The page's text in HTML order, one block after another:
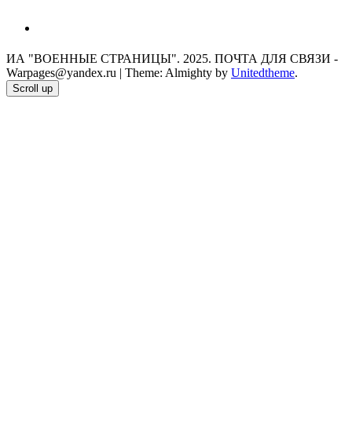
ИА "ВОЕННЫЕ СТРАНИЦЫ". 2025. ПОЧТА ДЛЯ СВЯЗИ -
Warpages@yandex.ru | Theme: Almighty by Unitedtheme.
Scroll up